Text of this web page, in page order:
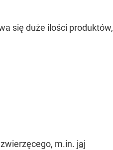
się duże ilości
m.in. jaj